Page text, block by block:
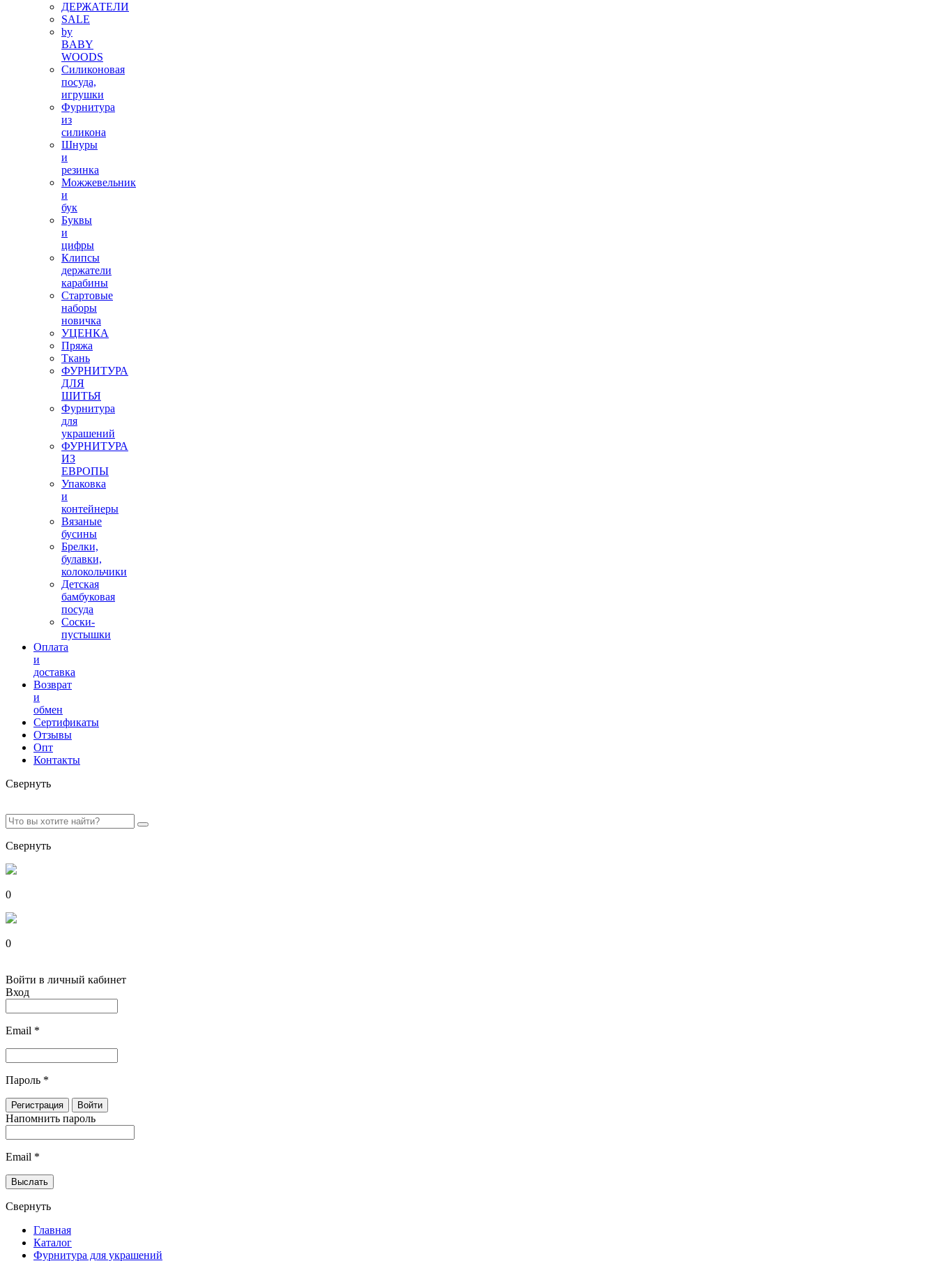
ДЕРЖАТЕЛИ
SALE
by
BABY
WOODS
Силиконовая
посуда,
игрушки
Фурнитура
из
силикона
Шнуры
и
резинка
Можжевельник
и
бук
Буквы
и
цифры
Клипсы
держатели
карабины
Стартовые
наборы
новичка
УЦЕНКА
Пряжа
Ткань
ФУРНИТУРА
ДЛЯ
ШИТЬЯ
Фурнитура
для
украшений
ФУРНИТУРА
ИЗ
ЕВРОПЫ
Упаковка
и
контейнеры
Вязаные
бусины
Брелки,
булавки,
колокольчики
Детская
бамбуковая
посуда
Соски-
пустышки
Оплата
и
доставка
Возврат
и
обмен
Сертификаты
Отзывы
Опт
Контакты
Свернуть
Свернуть
0
0
Войти в личный кабинет
Вход
Email *
Пароль *
Напомнить пароль
Email *
Свернуть
Главная
Каталог
Фурнитура для украшений